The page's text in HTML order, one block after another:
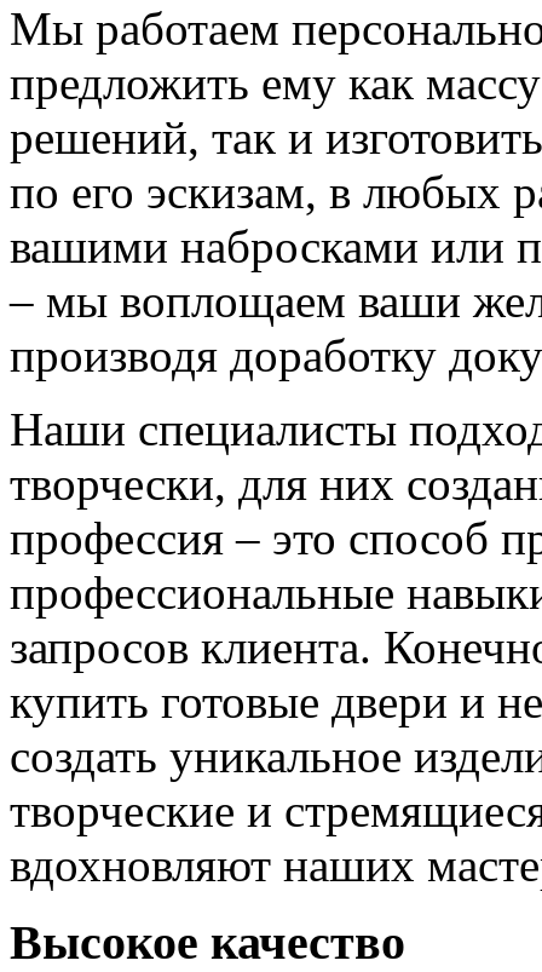
Мы работаем
предложить ему как
решений, так и
по его эскизам, в любых
вашими набросками или
– мы воплощаем ваши
производя доработку
Наши специалисты
творчески, для них
профессия – это способ
профессиональные
запросов клиента.
купить готовые двери и
создать уникальное
творческие и
вдохновляют наших
Высокое качество